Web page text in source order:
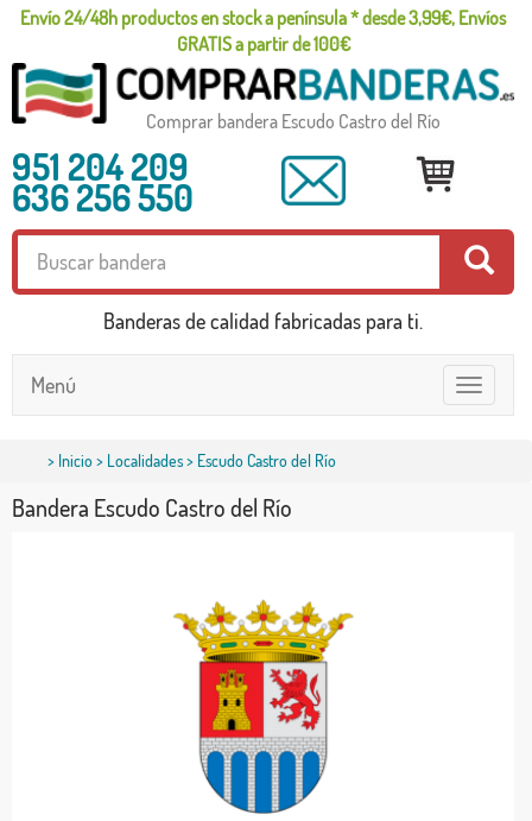
Envío 24/48h productos en stock a península * desde 3,99€, Envíos
GRATIS a partir de 100€
Comprar bandera Escudo Castro del Río
951 204 209
636 256 550
Banderas de calidad fabricadas para ti.
Toggle
navigation
Menú
> Inicio> Localidades> Escudo Castro del Río
Bandera Escudo Castro del Río